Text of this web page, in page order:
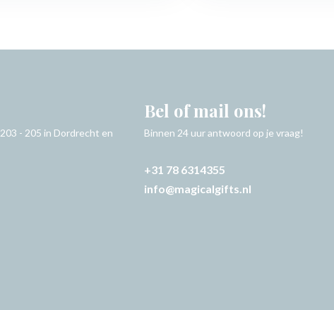
- 205 in Dordrecht en
Bel of mail ons!
Binnen 24 uur antwoord op je vraag!
+31 78 6314355
info@magicalgifts.nl